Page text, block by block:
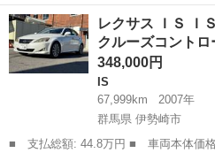
カー名： レクサス ■ 車種名： Ｌ
０ ワンオーナー／禁煙車／パノラマ
マーク...
東京 足立区 レクサス
レクサス ＩＳ
クルーズコント
348,000円
IS
67,999km
2007年
群馬県 伊勢崎市
■ 支払総額: 44.8万円 ■ 車両本体価格： 348,000 円 ■ メーカー